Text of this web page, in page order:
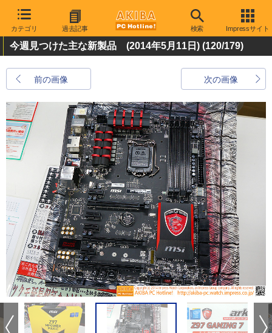
カテゴリ 過去記事 検索 Impressサイト
今週見つけた主な新製品 (2014年5月11日) (120/179)
前の画像 次の画像